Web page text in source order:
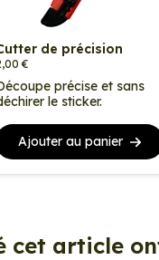
de précision
€
précise et sans
le sticker.
Ajouter au panier
cet article